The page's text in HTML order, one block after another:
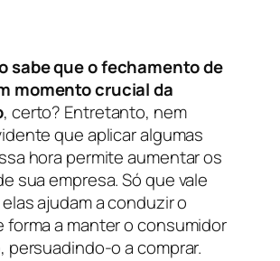
sabe que o fechamento de
momento crucial da
, certo? Entretanto, nem
que aplicar algumas
hora permite aumentar os
sua empresa. Só que vale
ajudam a conduzir o
forma a manter o consumidor
persuadindo-o a comprar.